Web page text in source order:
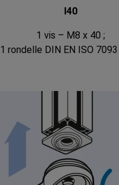
I40
1 vis – M8 x 40 ;
1 rondelle DIN EN ISO